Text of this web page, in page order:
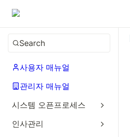
Search
사용자 매뉴얼
관리자 매뉴얼
시스템 오픈프로세스
인사관리